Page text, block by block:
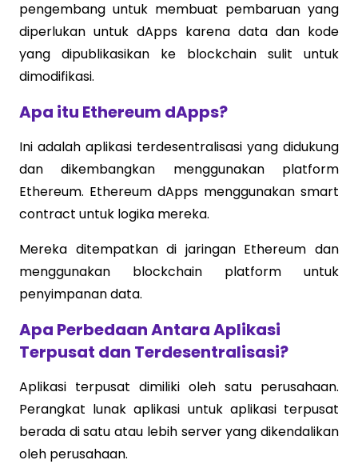
pengembang untuk membuat pembaruan yang
diperlukan untuk dApps karena data dan kode
yang dipublikasikan ke blockchain sulit untuk
dimodifikasi.
Apa itu Ethereum dApps?
Ini adalah aplikasi terdesentralisasi yang didukung
dan dikembangkan menggunakan platform
Ethereum. Ethereum dApps menggunakan smart
contract untuk logika mereka.
Mereka ditempatkan di jaringan Ethereum dan
menggunakan blockchain platform untuk
penyimpanan data.
Apa Perbedaan Antara Aplikasi
Terpusat dan Terdesentralisasi?
Aplikasi terpusat dimiliki oleh satu perusahaan.
Perangkat lunak aplikasi untuk aplikasi terpusat
berada di satu atau lebih server yang dikendalikan
oleh perusahaan.